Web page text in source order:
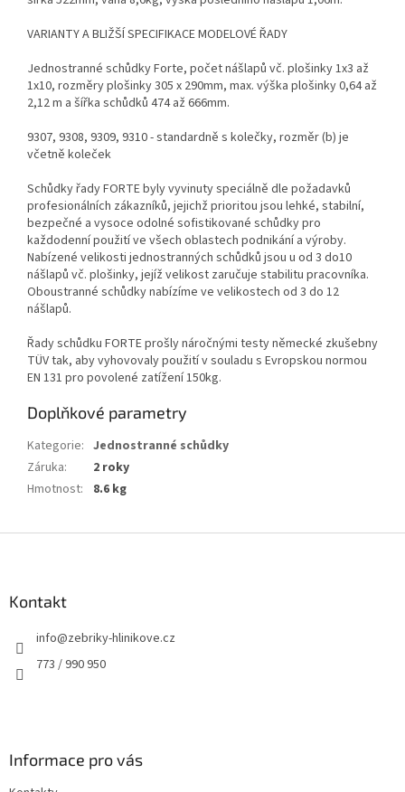
VARIANTY A BLIŽŠÍ SPECIFIKACE MODELOVÉ ŘADY
Jednostranné schůdky Forte, počet nášlapů vč. plošinky 1x3 až
1x10, rozměry plošinky 305 x 290mm, max. výška plošinky 0,64 až
2,12 m a šířka schůdků 474 až 666mm.
9307, 9308, 9309, 9310 - standardně s kolečky, rozměr (b) je
včetně koleček
Schůdky řady FORTE byly vyvinuty speciálně dle požadavků
profesionálních zákazníků, jejichž prioritou jsou lehké, stabilní,
bezpečné a vysoce odolné sofistikované schůdky pro
každodenní použití ve všech oblastech podnikání a výroby.
Nabízené velikosti jednostranných schůdků jsou u od 3 do10
nášlapů vč. plošinky, jejíž velikost zaručuje stabilitu pracovníka.
Oboustranné schůdky nabízíme ve velikostech od 3 do 12
nášlapů.
Řady schůdku FORTE prošly náročnými testy německé zkušebny
TÜV tak, aby vyhovovaly použití v souladu s Evropskou normou
EN 131 pro povolené zatížení 150kg.
Doplňkové parametry
Kategorie: Jednostranné schůdky
Záruka:
2 roky
Hmotnost: 8.6 kg
Kontakt
info@zebriky-hlinikove.cz
773 / 990 950
Informace pro vás